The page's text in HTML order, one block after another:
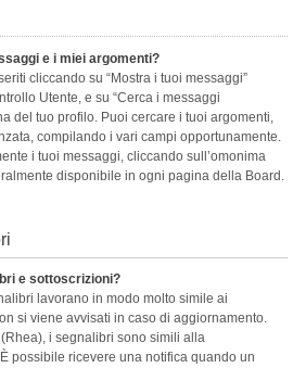
e i miei argomenti?
cliccando su “Mostra i tuoi messaggi”
Utente, e su “Cerca i messaggi
del tuo profilo. Puoi cercare i tuoi argomenti,
compilando i vari campi opportunamente.
i tuoi messaggi, cliccando sull’omonima
disponibile in ogni pagina della Board.
e sottoscrizioni?
lavorano in modo molto simile ai
si viene avvisati in caso di aggiornamento.
i segnalibri sono simili alla
possibile ricevere una notifica quando un